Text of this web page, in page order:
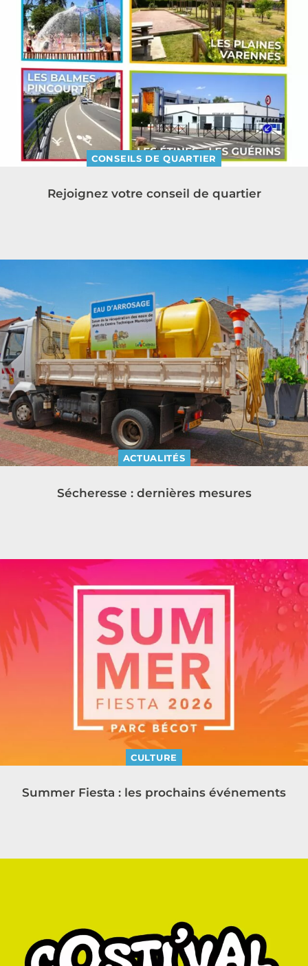
CONSEILS DE QUARTIER
Rejoignez votre conseil de quartier
ACTUALITÉS
Sécheresse : dernières mesures
CULTURE
Summer Fiesta : les prochains événements